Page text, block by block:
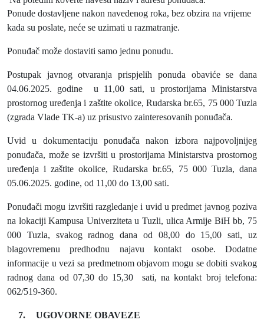
Ponude dostavljene nakon navedenog roka, bez obzira na vrijeme
kada su poslate, neće se uzimati u razmatranje.
Ponuđač može dostaviti samo jednu ponudu.
Postupak javnog otvaranja prispjelih ponuda obaviće se dana
04.06.2025. godine u 11,00 sati, u prostorijama Ministarstva
prostornog uređenja i zaštite okolice, Rudarska br.65, 75 000 Tuzla
(zgrada Vlade TK-a) uz prisustvo zainteresovanih ponuđača.
Uvid u dokumentaciju ponuđača nakon izbora najpovoljnijeg
ponuđača, može se izvršiti u prostorijama Ministarstva prostornog
uređenja i zaštite okolice, Rudarska br.65, 75 000 Tuzla, dana
05.06.2025. godine, od 11,00 do 13,00 sati.
Ponuđači mogu izvršiti razgledanje i uvid u predmet javnog poziva
na lokaciji Kampusa Univerziteta u Tuzli, ulica Armije BiH bb, 75
000 Tuzla, svakog radnog dana od 08,00 do 15,00 sati, uz
blagovremenu predhodnu najavu kontakt osobe. Dodatne
informacije u vezi sa predmetnom objavom mogu se dobiti svakog
radnog dana od 07,30 do 15,30
sati, na kontakt broj telefona:
062/519-360.
7. UGOVORNE OBAVEZE